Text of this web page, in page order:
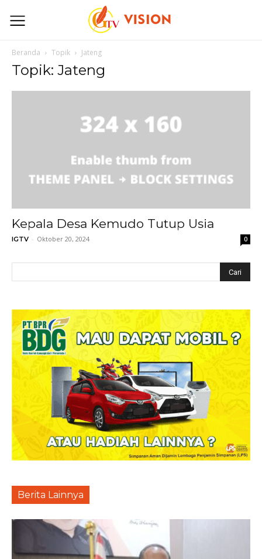
Beranda Topik Jateng
Topik: Jateng
Kepala Desa Kemudo Tutup Usia
IGTV - Oktober 20, 2024 0
Berita Lainnya